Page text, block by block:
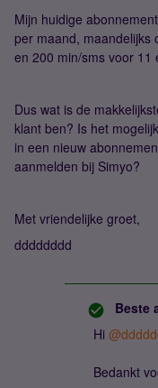
Mijn huidige
per maand, maandelijks
en 200 min/sms voor 11
Dus wat is de
klant ben? Is het
in een nieuw
aanmelden bij Simyo?
Met vriendelijke groet,
dddddddd
Beste
Hi
Bedankt